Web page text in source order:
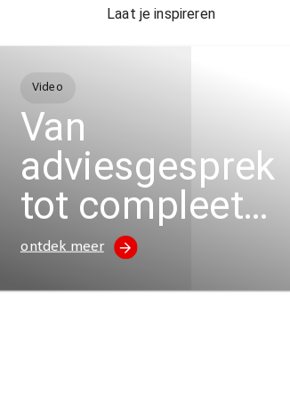
Laat je inspireren
Video
Van
adviesgesprek
tot compleet
nieuwe
uitstraling voor
ontdek meer